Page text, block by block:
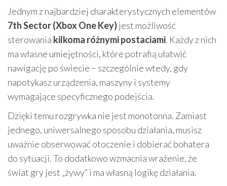
Jednym z najbardziej charakterystycznych elementów
7th Sector (Xbox One Key)jest możliwość
sterowania kilkoma różnymi postaciami. Każdy z nich
ma własne umiejętności, które potrafią ułatwić
nawigację po świecie – szczególnie wtedy, gdy
napotykasz urządzenia, maszyny i systemy
wymagające specyficznego podejścia.
Dzięki temu rozgrywka nie jest monotonna. Zamiast
jednego, uniwersalnego sposobu działania, musisz
uważnie obserwować otoczenie i dobierać bohatera
do sytuacji. To dodatkowo wzmacnia wrażenie, że
świat gry jest „żywy” i ma własną logikę działania.